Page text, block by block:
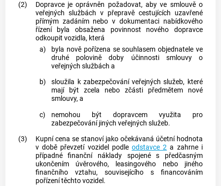
(2)
Dopravce je oprávněn požadovat, aby ve smlouvě o
veřejných službách v přepravě cestujících uzavřené
přímým zadáním nebo vdokumentaci nabídkového
řízeníbyla obsažena povinnost nového dopravce
odkoupit vozidla, která
a)
byla nově pořízena se souhlasem objednatele ve
druhé polovině doby účinnosti smlouvy o
veřejných službách a
b)
sloužila k zabezpečování veřejných služeb, které
mají být zcela nebo zčásti předmětem nové
smlouvy, a
c)
nemohou být dopravcem využita pro
zabezpečování jiných veřejných služeb.
(3)
Kupní cena se stanoví jako očekávaná účetní hodnota
v době převzetí vozidel podle odstavce 2 a zahrne i
případné finanční náklady spojené s předčasným
ukončením úvěrového, leasingového nebo jiného
finančního vztahu, souvisejícího s financováním
pořízení těchto vozidel.